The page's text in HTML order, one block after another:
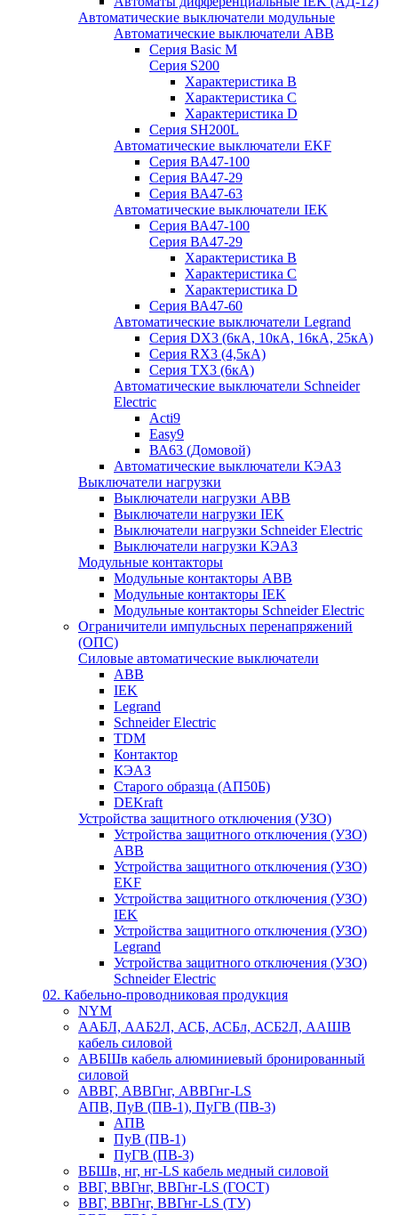
Автоматические выключатели модульные
Автоматические выключатели ABB
Серия Basic M
Серия S200
Характеристика B
Характеристика C
Характеристика D
Серия SH200L
Автоматические выключатели EKF
Серия ВА47-100
Серия ВА47-29
Серия ВА47-63
Автоматические выключатели IEK
Серия ВА47-100
Серия ВА47-29
Характеристика B
Характеристика C
Характеристика D
Серия ВА47-60
Автоматические выключатели Legrand
Серия DX3 (6кА, 10кА, 16кА, 25кА)
Серия RX3 (4,5кА)
Серия TX3 (6кА)
Автоматические выключатели Schneider
Electric
Acti9
Easy9
ВА63 (Домовой)
Автоматические выключатели КЭАЗ
Выключатели нагрузки
Выключатели нагрузки ABB
Выключатели нагрузки IEK
Выключатели нагрузки Schneider Electric
Выключатели нагрузки КЭАЗ
Модульные контакторы
Модульные контакторы ABB
Модульные контакторы IEK
Модульные контакторы Schneider Electric
Ограничители импульсных перенапряжений
(ОПС)
Силовые автоматические выключатели
ABB
IEK
Legrand
Schneider Electric
TDM
Контактор
КЭАЗ
Старого образца (АП50Б)
DEKraft
Устройства защитного отключения (УЗО)
Устройства защитного отключения (УЗО)
ABB
Устройства защитного отключения (УЗО)
EKF
Устройства защитного отключения (УЗО)
IEK
Устройства защитного отключения (УЗО)
Legrand
Устройства защитного отключения (УЗО)
Schneider Electric
02. Кабельно-проводниковая продукция
NYM
ААБЛ, ААБ2Л, АСБ, АСБл, АСБ2Л, ААШВ
кабель силовой
АВБШв кабель алюминиевый бронированный
силовой
АВВГ, АВВГнг, АВВГнг-LS
АПВ, ПуВ (ПВ-1), ПуГВ (ПВ-3)
АПВ
ПуВ (ПВ-1)
ПуГВ (ПВ-3)
ВБШв, нг, нг-LS кабель медный силовой
ВВГ, ВВГнг, ВВГнг-LS (ГОСТ)
ВВГ, ВВГнг, ВВГнг-LS (ТУ)